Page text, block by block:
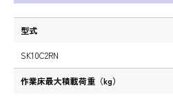
型式
SK10C2RN
作業床最大積載荷重（kg）